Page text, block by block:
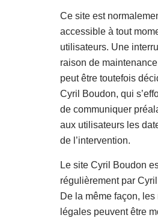
Ce site est
accessible à tout
utilisateurs. Une
raison de
peut être toutefois
Cyril Boudon, qui
de communiquer
aux utilisateurs les
de l’intervention.
Le site Cyril Boudon
régulièrement par
De la même façon, les
légales peuvent être